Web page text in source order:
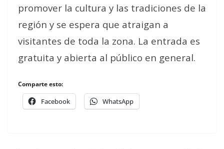
promover la cultura y las tradiciones de la
región y se espera que atraigan a
visitantes de toda la zona. La entrada es
gratuita y abierta al público en general.
Comparte esto:
Facebook WhatsApp